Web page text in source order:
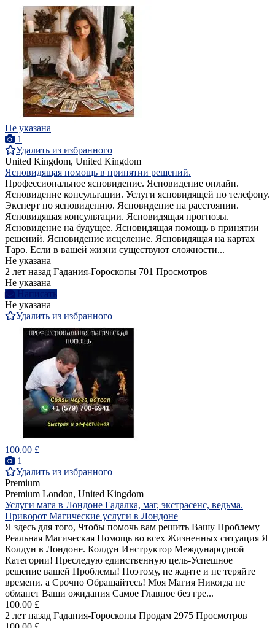
Не указана
1
Удалить из избранного
United Kingdom, United Kingdom
Ясновидящая помощь в принятии решений.
Профессиональное ясновидение. Ясновидение онлайн.
Ясновидение консультации. Услуги ясновидящей по телефону.
Эксперт по ясновидению. Ясновидение на расстоянии.
Ясновидящая консультации. Ясновидящая прогнозы.
Ясновидение на будущее. Ясновидящая помощь в принятии
решений. Ясновидение исцеление. Ясновидящая на картах
Таро. Если в вашей жизни существуют сложности...
Не указана
2 лет назад Гадания-Гороскопы 701 Просмотров
Не указана
Написать
Не указана
Удалить из избранного
100.00 £
1
Удалить из избранного
Premium
Premium London, United Kingdom
Услуги мага в Лондоне Гадалка, маг, экстрасенс, ведьма.
Приворот Магические услуги в Лондоне
Я здесь для того, Чтобы помочь вам решить Вашу Проблему
Реальная Магическая Помощь во всех Жизненных ситуация Я
Колдун в Лондоне. Колдун Инструктор Международной
Категории! Преследую единственную цель-Успешное
решение вашей Проблемы! Поэтому, не ждите и не теряйте
времени. а Срочно Обращайтесь! Моя Магия Никогда не
обманет Ваши ожидания Самое Главное без гре...
100.00 £
2 лет назад Гадания-Гороскопы Продам 2975 Просмотров